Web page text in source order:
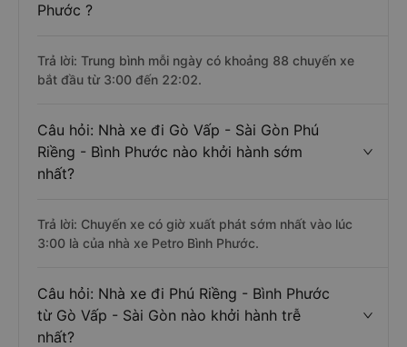
Phước ?
Trả lời: Trung bình mỗi ngày có khoảng 88 chuyến xe
bắt đầu từ 3:00 đến 22:02.
Câu hỏi: Nhà xe đi Gò Vấp - Sài Gòn Phú
Riềng - Bình Phước nào khởi hành sớm
nhất?
Trả lời: Chuyến xe có giờ xuất phát sớm nhất vào lúc
3:00 là của nhà xe Petro Bình Phước.
Câu hỏi: Nhà xe đi Phú Riềng - Bình Phước
từ Gò Vấp - Sài Gòn nào khởi hành trễ
nhất?